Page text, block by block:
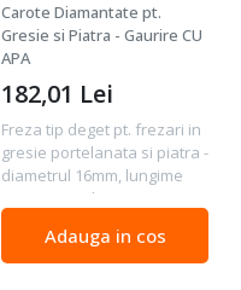
portelanata si piatra -
diametrul 16mm,
lungime 50mm -
prindere M14 -
DXDY.GOLD.Finger.D16.H50
Carote Diamantate pt.
Gresie si Piatra - Gaurire CU
APA
Freza tip deget pt. frezari in
gresie portelanata si piatra -
diametrul 16mm, lungime
50mm - prindere M14 -
Calitate : Premium -
performante exceptionale -
182,01 Lei
Adauga in cos